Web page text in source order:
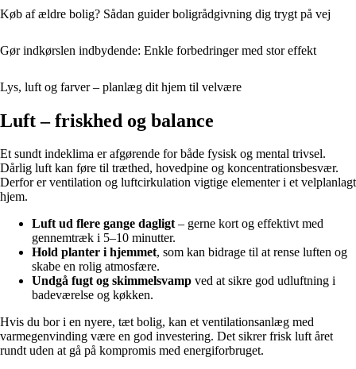
Køb af ældre bolig? Sådan guider boligrådgivning dig trygt på vej
Gør indkørslen indbydende: Enkle forbedringer med stor effekt
Lys, luft og farver – planlæg dit hjem til velvære
Luft – friskhed og balance
Et sundt indeklima er afgørende for både fysisk og mental trivsel.
Dårlig luft kan føre til træthed, hovedpine og koncentrationsbesvær.
Derfor er ventilation og luftcirkulation vigtige elementer i et velplanlagt
hjem.
Luft ud flere gange dagligt– gerne kort og effektivt med
gennemtræk i 5–10 minutter.
Hold planter i hjemmet, som kan bidrage til at rense luften og
skabe en rolig atmosfære.
Undgå fugt og skimmelsvamp ved at sikre god udluftning i
badeværelse og køkken.
Hvis du bor i en nyere, tæt bolig, kan et ventilationsanlæg med
varmegenvinding være en god investering. Det sikrer frisk luft året
rundt uden at gå på kompromis med energiforbruget.